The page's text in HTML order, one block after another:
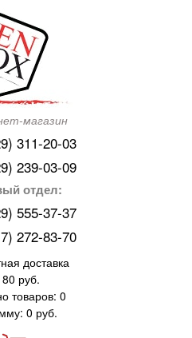
магазин
311-20-03
239-03-09
отдел:
555-37-37
272-83-70
доставка
80 руб.
товаров: 0
0 руб.